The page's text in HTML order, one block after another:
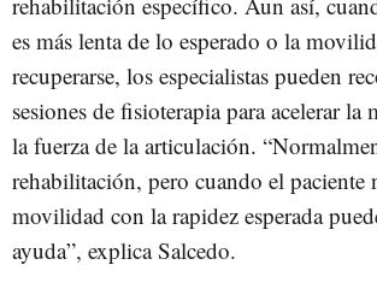
es más lenta de lo esperado o la
recuperarse, los especialistas pueden
sesiones de fisioterapia para acelerar la
la fuerza de la articulación.
rehabilitación, pero cuando el paciente
movilidad con la rapidez esperada
ayuda”, explica Salcedo.